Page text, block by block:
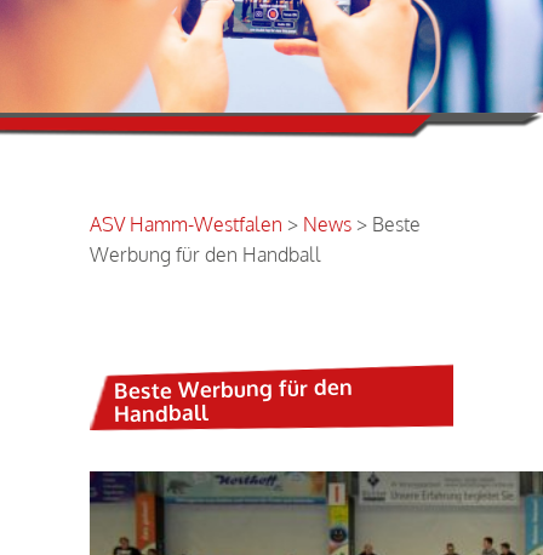
ASV Hamm-Westfalen > News > Beste
Werbung für den Handball
Beste Werbung für den
Handball